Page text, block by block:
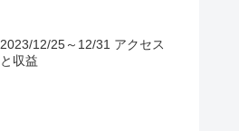
2023/12/25～12/31 アクセス
と収益